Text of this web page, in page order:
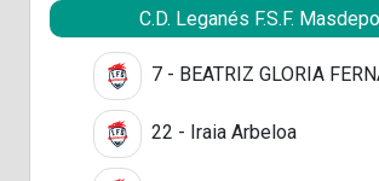
C.D. Leganés F.S.F.
7 - BEATRIZ GLORIA
22 - Iraia Arbeloa